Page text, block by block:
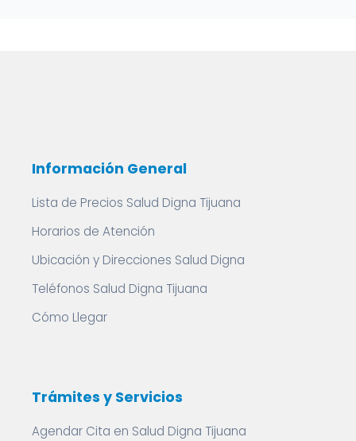
Información General
Lista de Precios Salud Digna Tijuana
Horarios de Atención
Ubicación y Direcciones Salud Digna
Teléfonos Salud Digna Tijuana
Cómo Llegar
Trámites y Servicios
Agendar Cita en Salud Digna Tijuana